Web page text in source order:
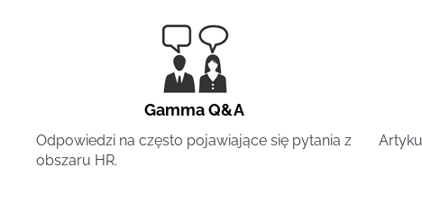
Gamma Q&A
Odpowiedzi na często pojawiające się pytania z
obszaru HR.